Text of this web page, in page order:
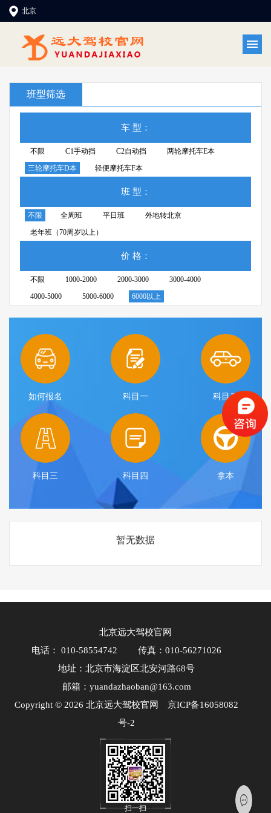
北京
班型筛选
车 型：
不限 C1手动挡 C2自动挡
两轮摩托车E本
三轮摩托车D本
轻便摩托车F本
班 型：
不限 全周班 平日班
外地转北京
老年班（70周岁以上）
价 格：
不限 1000-2000 2000-3000
3000-4000
4000-5000
5000-6000 6000以上
如何报名 科目一 科目二
科目三 科目四 拿本
暂无数据
北京远大驾校官网
电话： 010-58554742
传真：010-56271026
地址：北京市海淀区北安河路68号
邮箱：yuandazhaoban@163.com
Copyright © 2026 北京远大驾校官网 京ICP备16058082
号-2
扫一扫